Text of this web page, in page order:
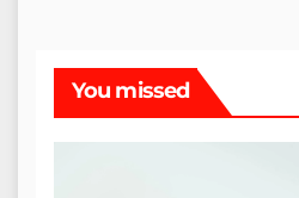
You missed